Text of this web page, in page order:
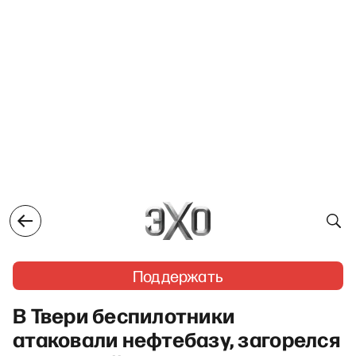
Поддержать
В Твери беспилотники
атаковали нефтебазу, загорелся